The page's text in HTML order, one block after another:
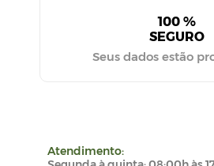
100 %
SEGURO
Seus dados estão
Atendimento: